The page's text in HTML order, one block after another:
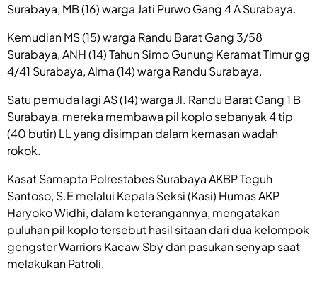
Surabaya, MB (16) warga Jati Purwo Gang 4 A Surabaya.
Kemudian MS (15) warga Randu Barat Gang 3/58
Surabaya, ANH (14) Tahun Simo Gunung Keramat Timur gg
4/41 Surabaya, Alma (14) warga Randu Surabaya.
Satu pemuda lagi AS (14) warga Jl. Randu Barat Gang 1 B
Surabaya, mereka membawa pil koplo sebanyak 4 tip
(40 butir) LL yang disimpan dalam kemasan wadah
rokok.
Kasat Samapta Polrestabes Surabaya AKBP Teguh
Santoso, S.E melalui Kepala Seksi (Kasi) Humas AKP
Haryoko Widhi, dalam keterangannya, mengatakan
puluhan pil koplo tersebut hasil sitaan dari dua kelompok
gengster Warriors Kacaw Sby dan pasukan senyap saat
melakukan Patroli.